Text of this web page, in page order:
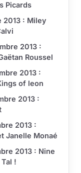
Picards
2013 : Miley
2013 :
Roussel
2013 :
of leon
2013 :
2013 :
Janelle Monaé
2013 : Nine
!